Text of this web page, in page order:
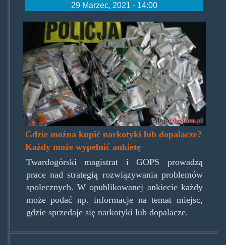
29 Marzec, 2021 - 14:00
mojaolesnica.jpg
Gdzie można kupić narkotyki lub dopalacze?
Każdy może wypełnić ankietę
Twardogórski magistrat i GOPS prowadzą
prace nad strategią rozwiązywania problemów
społecznych. W opublikowanej ankiecie każdy
może podać np. informacje na temat miejsc,
gdzie sprzedaje się narkotyki lub dopalacze.